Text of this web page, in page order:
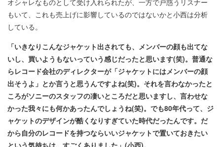
もいて、これも売上げに影響しているのではないかと小西は分析
している。
「いきなりこんなジャケット出されても、メンバーの顔も出てな
いし、買いようもないっていう感じだったと思います(笑)。普通な
らレコード会社のディレクターが「ジャケットにはメンバーの顔
出そうよ」とか言うと思うんですよね(笑)。それを言わなかったと
ころがソニーのスタッフの凄いところだと思いますし、言わせな
かった我々にも何かあったんでしょうね(笑)。でも80年代って、ジ
ャケットのデザインが酷くなりすぎていた時代だったんです。だ
から自分のレコードを持つならいいジャケットで置いておきたい
という気持ちは、すごくありました」(小西)。